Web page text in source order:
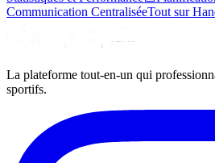
Communication CentraliséeTout sur
La plateforme tout-en-un qui
sportifs.